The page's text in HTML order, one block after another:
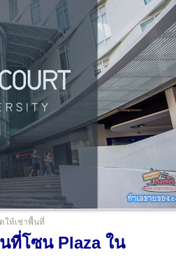
ให้เช่าพื้นที่
ที่โซน Plaza ใน